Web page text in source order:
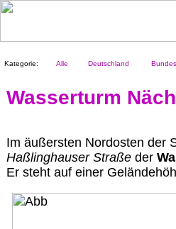
Kategorie: Alle Deutschland
Wasserturm
Im äußersten Nordosten der
Haßlinghauser Straße der
Er steht auf einer